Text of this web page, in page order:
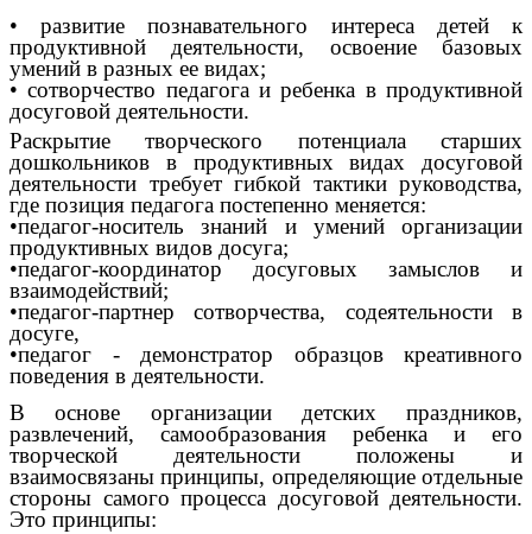
• развитие познавательного интереса детей к
продуктивной деятельности, освоение базовых
умений в разных ее видах;
• сотворчество педагога и ребенка в продуктивной
досуговой деятельности.
Раскрытие творческого потенциала старших
дошкольников в продуктивных видах досуговой
деятельности требует гибкой тактики руководства,
где позиция педагога постепенно меняется:
•педагог-носитель знаний и умений организации
продуктивных видов досуга;
•педагог-координатор досуговых замыслов и
взаимодействий;
•педагог-партнер сотворчества, содеятельности в
досуге,
•педагог - демонстратор образцов креативного
поведения в деятельности.
В основе организации детских праздников,
развлечений, самообразования ребенка и его
творческой деятельности положены и
взаимосвязаны принципы, определяющие отдельные
стороны самого процесса досуговой деятельности.
Это принципы: